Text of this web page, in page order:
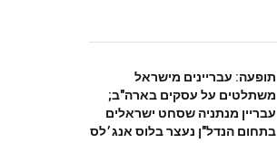
תופעה: עבריינים מישראל
משתלטים על עסקים בארה"ב;
עבריין מנתניה שסחט ישראלים
בתחום הנדל"ן נעצר בלוס אנג׳לס